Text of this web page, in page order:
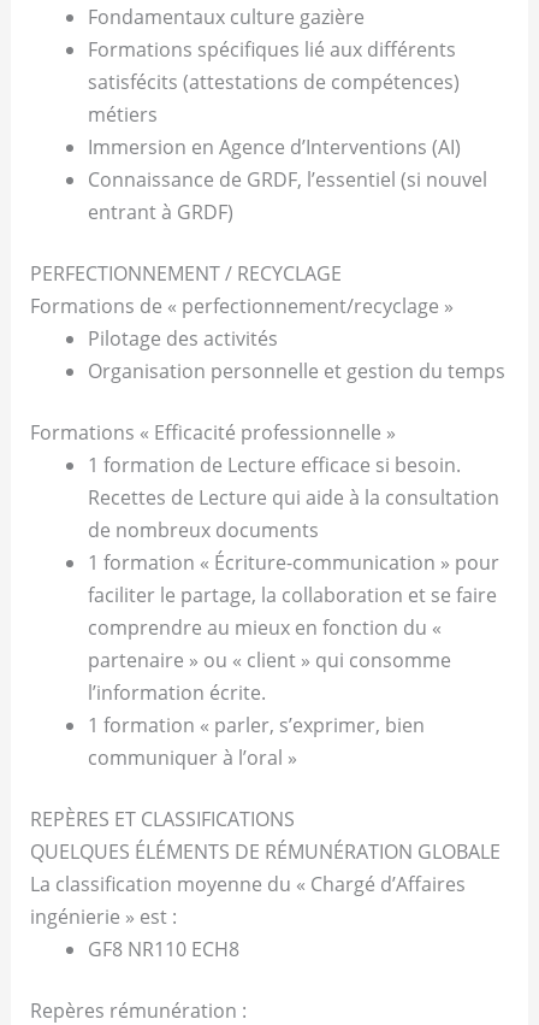
Fondamentaux culture gazière
Formations spécifiques lié aux différents
satisfécits (attestations de compétences)
métiers
Immersion en Agence d’Interventions (AI)
Connaissance de GRDF, l’essentiel (si nouvel
entrant à GRDF)
PERFECTIONNEMENT / RECYCLAGE
Formations de « perfectionnement/recyclage »
Pilotage des activités
Organisation personnelle et gestion du temps
Formations « Efficacité professionnelle »
1 formation de Lecture efficace si besoin.
Recettes de Lecture qui aide à la consultation
de nombreux documents
1 formation « Écriture-communication » pour
faciliter le partage, la collaboration et se faire
comprendre au mieux en fonction du «
partenaire » ou « client » qui consomme
l’information écrite.
1 formation « parler, s’exprimer, bien
communiquer à l’oral »
REPÈRES ET CLASSIFICATIONS
QUELQUES ÉLÉMENTS DE RÉMUNÉRATION GLOBALE
La classification moyenne du « Chargé d’Affaires
ingénierie » est :
GF8 NR110 ECH8
Repères rémunération :